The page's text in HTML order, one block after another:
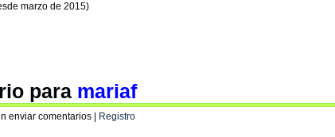
marzo de 2015)
para mariaf
enviar comentarios | Registro